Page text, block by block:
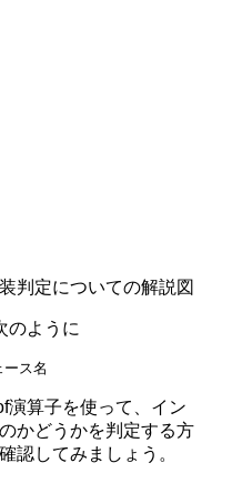
判定についての解説図
のように
ス名
演算子を使って、イン
かどうかを判定する方
認してみましょう。